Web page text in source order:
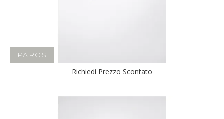
PAROS
Richiedi Prezzo Scontato